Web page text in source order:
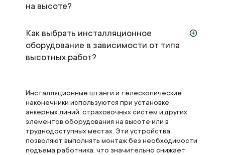
на высоте?
Как выбрать инсталляционное
оборудование в зависимости от типа
высотных работ?
Инсталляционные штанги и телескопические
наконечники используются при установке
анкерных линий, страховочных систем и других
элементов оборудования на высоте или в
труднодоступных местах. Эти устройства
позволяют выполнять монтаж без необходимости
подъема работника, что значительно снижает